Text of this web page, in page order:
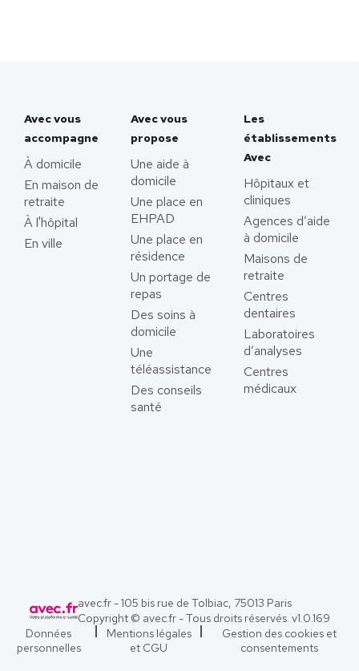
Avec vous
accompagne
À domicile
En maison de
retraite
À l'hôpital
En ville
Avec vous
propose
Une aide à
domicile
Une place en
EHPAD
Une place en
résidence
Un portage de
repas
Des soins à
domicile
Une
téléassistance
Des conseils
santé
Les
établissements
Avec
Hôpitaux et
cliniques
Agences d’aide
à domicile
Maisons de
retraite
Centres
dentaires
Laboratoires
d’analyses
Centres
médicaux
avec.fr - 105 bis rue de Tolbiac, 75013 Paris
Copyright © avec.fr - Tous droits réservés. v1.0.169
Données
personnelles
Mentions légales
et CGU
Gestion des cookies et
consentements